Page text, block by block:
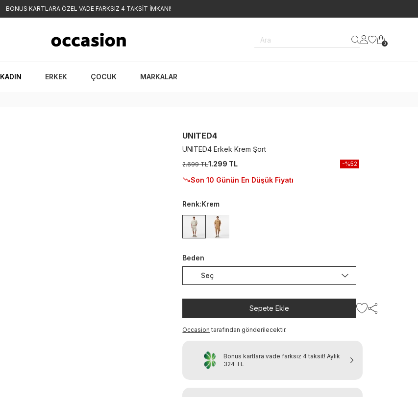
BONUS KARTLARA ÖZEL VADE FARKSIZ 4 TAKSİT İMKANI!
Ara 0
KADIN ERKEK ÇOCUK MARKALAR
UNITED4
UNITED4 Erkek Krem Şort
2.699 TL1.299 TL -%52
Son 10 Günün En Düşük Fiyatı
Renk:Krem
Beden
Seç
Sepete Ekle
Occasion tarafından gönderilecektir.
Bonus kartlara vade farksız 4 taksit! Aylık
324 TL